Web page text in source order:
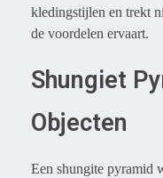
kledingstijlen en trekt
de voordelen ervaart.
Shungiet
Objecten
Een shungite pyramid